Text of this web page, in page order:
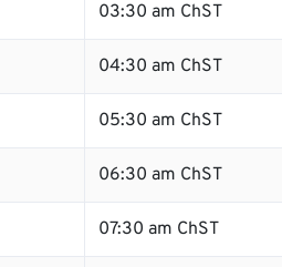
03:30 am ChST
04:30 am ChST
05:30 am ChST
06:30 am ChST
07:30 am ChST